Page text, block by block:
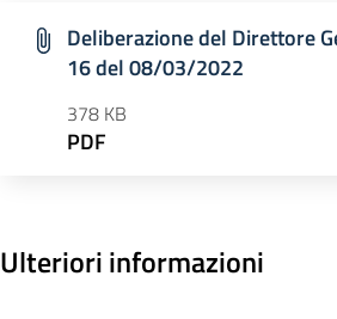
Deliberazione del Direttore
16 del 08/03/2022
378 KB
PDF
Ulteriori informazioni